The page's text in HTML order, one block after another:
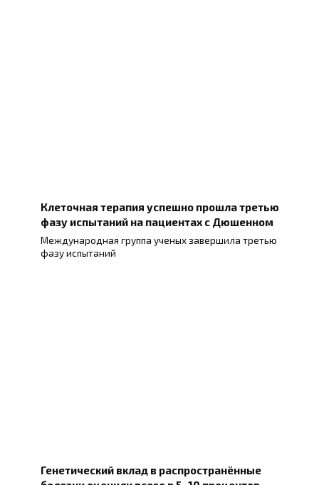
Клеточная терапия успешно прошла третью
фазу испытаний на пациентах с Дюшенном
Международная группа ученых завершила третью
фазу испытаний
Генетический вклад в распространённые